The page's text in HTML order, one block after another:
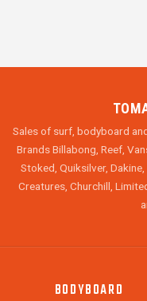
Sales of surf, bodyboard
Brands Billabong, Reef,
Stoked, Quiksilver, Dakine,
Creatures, Churchill,
BODYBOARD